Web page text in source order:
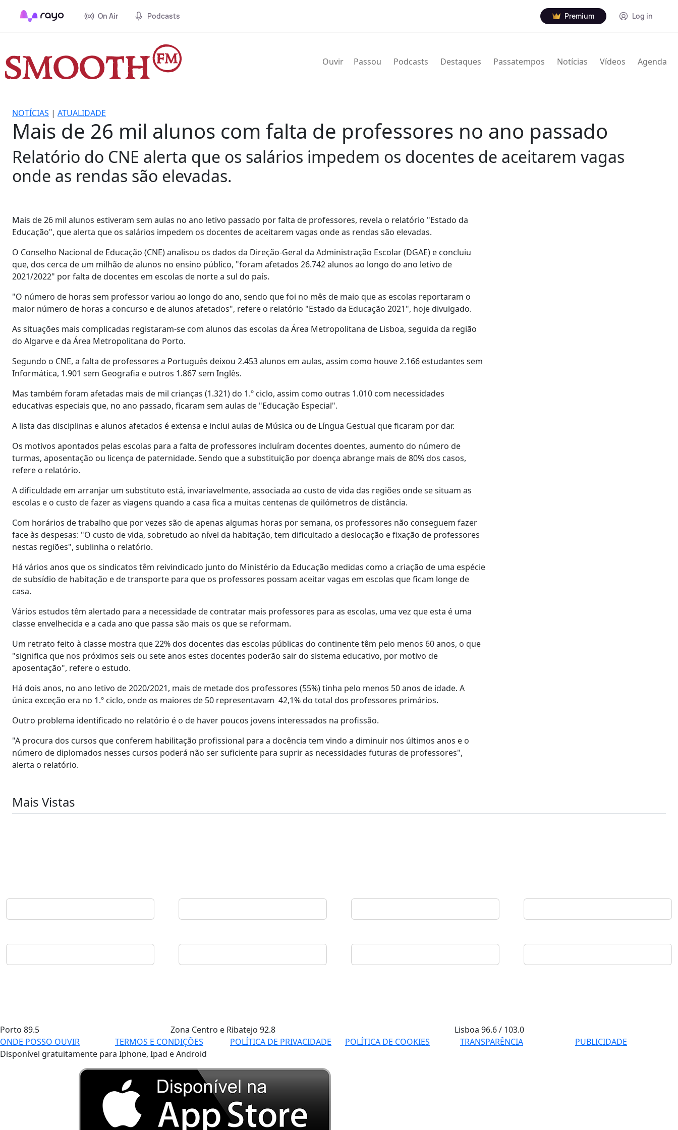
On Air Podcasts Premium Log in
Ouvir Passou Podcasts Destaques Passatempos Notícias Vídeos Agenda
NOTÍCIAS | ATUALIDADE
Mais de 26 mil alunos com falta de professores no ano passado
Relatório do CNE alerta que os salários impedem os docentes de aceitarem vagas
onde as rendas são elevadas.
Mais de 26 mil alunos estiveram sem aulas no ano letivo passado por falta de professores, revela o relatório "Estado da
Educação", que alerta que os salários impedem os docentes de aceitarem vagas onde as rendas são elevadas.
O Conselho Nacional de Educação (CNE) analisou os dados da Direção-Geral da Administração Escolar (DGAE) e concluiu
que, dos cerca de um milhão de alunos no ensino público, "foram afetados 26.742 alunos ao longo do ano letivo de
2021/2022" por falta de docentes em escolas de norte a sul do país.
"O número de horas sem professor variou ao longo do ano, sendo que foi no mês de maio que as escolas reportaram o
maior número de horas a concurso e de alunos afetados", refere o relatório "Estado da Educação 2021", hoje divulgado.
As situações mais complicadas registaram-se com alunos das escolas da Área Metropolitana de Lisboa, seguida da região
do Algarve e da Área Metropolitana do Porto.
Segundo o CNE, a falta de professores a Português deixou 2.453 alunos em aulas, assim como houve 2.166 estudantes sem
Informática, 1.901 sem Geografia e outros 1.867 sem Inglês.
Mas também foram afetadas mais de mil crianças (1.321) do 1.º ciclo, assim como outras 1.010 com necessidades
educativas especiais que, no ano passado, ficaram sem aulas de "Educação Especial".
A lista das disciplinas e alunos afetados é extensa e inclui aulas de Música ou de Língua Gestual que ficaram por dar.
Os motivos apontados pelas escolas para a falta de professores incluíram docentes doentes, aumento do número de
turmas, aposentação ou licença de paternidade. Sendo que a substituição por doença abrange mais de 80% dos casos,
refere o relatório.
A dificuldade em arranjar um substituto está, invariavelmente, associada ao custo de vida das regiões onde se situam as
escolas e o custo de fazer as viagens quando a casa fica a muitas centenas de quilómetros de distância.
Com horários de trabalho que por vezes são de apenas algumas horas por semana, os professores não conseguem fazer
face às despesas: "O custo de vida, sobretudo ao nível da habitação, tem dificultado a deslocação e fixação de professores
nestas regiões", sublinha o relatório.
Há vários anos que os sindicatos têm reivindicado junto do Ministério da Educação medidas como a criação de uma espécie
de subsídio de habitação e de transporte para que os professores possam aceitar vagas em escolas que ficam longe de
casa.
Vários estudos têm alertado para a necessidade de contratar mais professores para as escolas, uma vez que esta é uma
classe envelhecida e a cada ano que passa são mais os que se reformam.
Um retrato feito à classe mostra que 22% dos docentes das escolas públicas do continente têm pelo menos 60 anos, o que
"significa que nos próximos seis ou sete anos estes docentes poderão sair do sistema educativo, por motivo de
aposentação", refere o estudo.
Há dois anos, no ano letivo de 2020/2021, mais de metade dos professores (55%) tinha pelo menos 50 anos de idade. A
única exceção era no 1.º ciclo, onde os maiores de 50 representavam 42,1% do total dos professores primários.
Outro problema identificado no relatório é o de haver poucos jovens interessados na profissão.
"A procura dos cursos que conferem habilitação profissional para a docência tem vindo a diminuir nos últimos anos e o
número de diplomados nesses cursos poderá não ser suficiente para suprir as necessidades futuras de professores",
alerta o relatório.
Mais Vistas
Porto 89.5 Zona Centro e Ribatejo 92.8 Lisboa96.6 / 103.0
ONDE POSSO OUVIR
TERMOS E CONDIÇÕES POLÍTICA DE PRIVACIDADE POLÍTICA DE COOKIES TRANSPARÊNCIA
PUBLICIDADE
Disponível gratuitamente para Iphone, Ipad e Android